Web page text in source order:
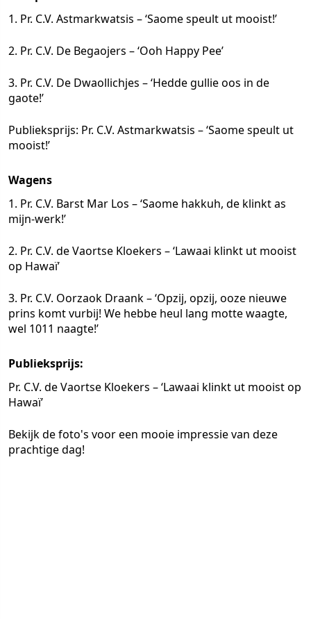
1. Pr. C.V. Astmarkwatsis – ‘Saome speult ut mooist!’
2. Pr. C.V. De Begaojers – ‘Ooh Happy Pee’
3. Pr. C.V. De Dwaollichjes – ‘Hedde gullie oos in de
gaote!’
Publieksprijs: Pr. C.V. Astmarkwatsis – ‘Saome speult ut
mooist!’
Wagens
1. Pr. C.V. Barst Mar Los – ‘Saome hakkuh, de klinkt as
mijn-werk!’
2. Pr. C.V. de Vaortse Kloekers – ‘Lawaai klinkt ut mooist
op Hawaï’
3. Pr. C.V. Oorzaok Draank – ‘Opzij, opzij, ooze nieuwe
prins komt vurbij! We hebbe heul lang motte waagte,
wel 1011 naagte!’
Publieksprijs:
Pr. C.V. de Vaortse Kloekers – ‘Lawaai klinkt ut mooist op
Hawaï’
Bekijk de foto's voor een mooie impressie van deze
prachtige dag!